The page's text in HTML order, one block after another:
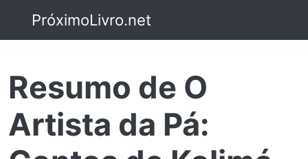
PróximoLivro.net
Resumo de O
Artista da Pá: